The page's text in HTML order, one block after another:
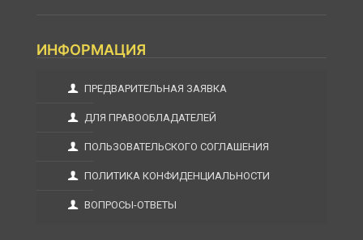
ИНФОРМАЦИЯ
ПРЕДВАРИТЕЛЬНАЯ ЗАЯВКА
ДЛЯ ПРАВООБЛАДАТЕЛЕЙ
ПОЛЬЗОВАТЕЛЬСКОГО СОГЛАШЕНИЯ
ПОЛИТИКА КОНФИДЕНЦИАЛЬНОСТИ
ВОПРОСЫ-ОТВЕТЫ